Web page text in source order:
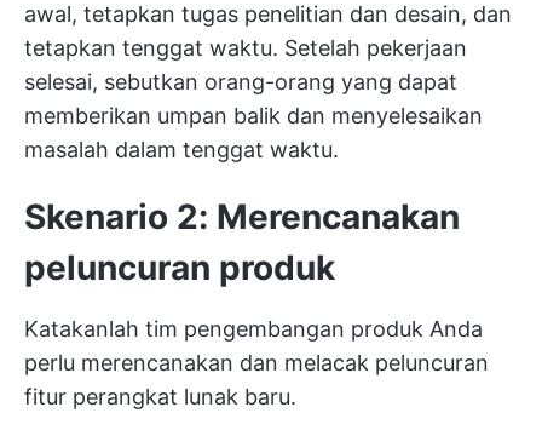
awal, tetapkan tugas penelitian dan desain, dan
tetapkan tenggat waktu. Setelah pekerjaan
selesai, sebutkan orang-orang yang dapat
memberikan umpan balik dan menyelesaikan
masalah dalam tenggat waktu.
Skenario 2: Merencanakan
peluncuran produk
Katakanlah tim pengembangan produk Anda
perlu merencanakan dan melacak peluncuran
fitur perangkat lunak baru.